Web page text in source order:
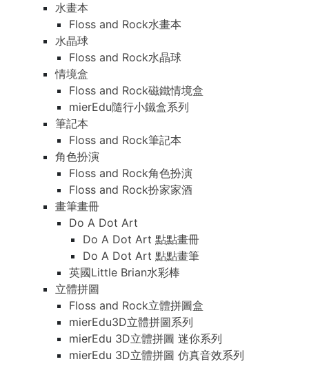
水畫本
Floss and Rock水畫本
水晶球
Floss and Rock水晶球
情境盒
Floss and Rock磁鐵情境盒
mierEdu隨行小鐵盒系列
筆記本
Floss and Rock筆記本
角色扮演
Floss and Rock角色扮演
Floss and Rock扮家家酒
畫筆畫冊
Do A Dot Art
Do A Dot Art 點點畫冊
Do A Dot Art 點點畫筆
英國Little Brian水彩棒
立體拼圖
Floss and Rock立體拼圖盒
mierEdu3D立體拼圖系列
mierEdu 3D立體拼圖 迷你系列
mierEdu 3D立體拼圖 仿真音效系列